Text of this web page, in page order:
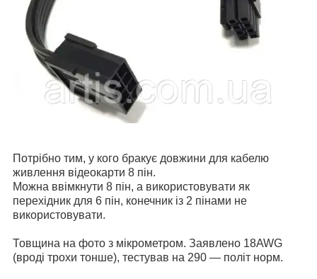
Потрібно тим, у кого бракує довжини для кабелю
живлення відеокарти 8 пін.
Можна ввімкнути 8 пін, а використовувати як
перехідник для 6 пін, конечник із 2 пінами не
використовувати.
Товщина на фото з мікрометром. Заявлено 18AWG
(вроді трохи тонше), тестував на 290 — політ норм.